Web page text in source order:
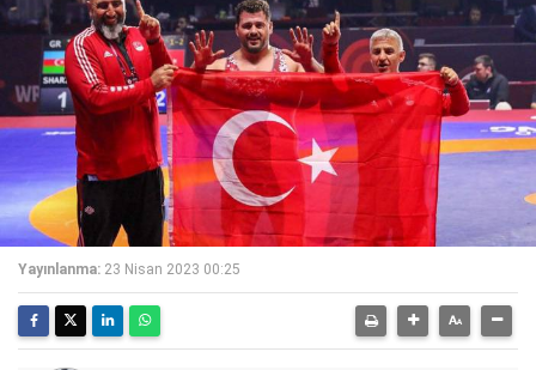
Yayınlanma: 23 Nisan 2023 00:25